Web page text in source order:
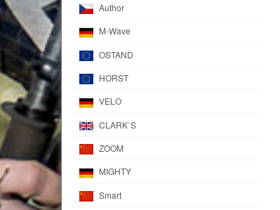
Author
M-Wave
OSTAND
HORST
VELO
CLARK`S
ZOOM
MIGHTY
Smart